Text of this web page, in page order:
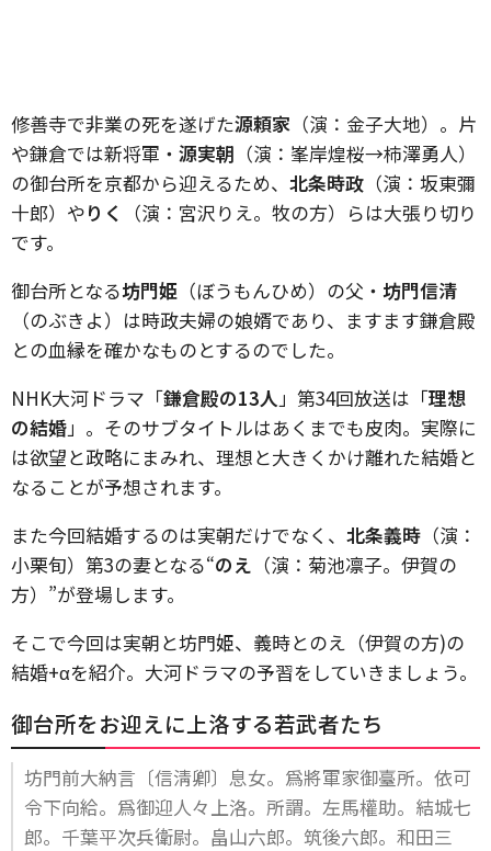
修善寺で非業の死を遂げた源頼家 （演：金子大地）。片
や鎌倉では新将軍・ 源実朝 （演：峯岸煌桜→柿澤勇人）
の御台所を京都から迎えるため、 北条時政 （演：坂東彌
十郎）やりく （演：宮沢りえ。牧の方）らは大張り切り
です。
御台所となる坊門姫 （ぼうもんひめ）の父・ 坊門信清
（のぶきよ）は時政夫婦の娘婿であり、ますます鎌倉殿
との血縁を確かなものとするのでした。
NHK大河ドラマ「鎌倉殿の13人」第34回放送は「理想
の結婚」。そのサブタイトルはあくまでも皮肉。実際に
は欲望と政略にまみれ、理想と大きくかけ離れた結婚と
なることが予想されます。
また今回結婚するのは実朝だけでなく、 北条義時 （演：
小栗旬）第3の妻となる“のえ （演：菊池凛子。伊賀の
方）”が登場します。
そこで今回は実朝と坊門姫、義時とのえ（伊賀の方)の
結婚+αを紹介。大河ドラマの予習をしていきましょう。
御台所をお迎えに上洛する若武者たち
坊門前大納言〔信淸卿〕息女。爲將軍家御臺所。依可
令下向給。爲御迎人々上洛。所謂。左馬權助。結城七
郎。千葉平次兵衛尉。畠山六郎。筑後六郎。和田三